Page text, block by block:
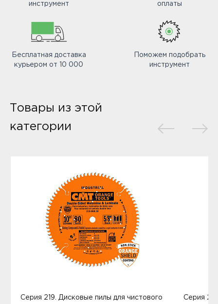
инструмент
оплаты
Бесплатная доставка
курьером от 10 000
Поможем подобрать
инструмент
Товары из этой
категории
Серия 219. Дисковые пилы для чистового
Серия